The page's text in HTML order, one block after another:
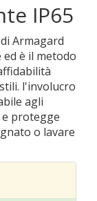
IP65
Armagard
è il metodo
l'involucro
agli
protegge
o lavare